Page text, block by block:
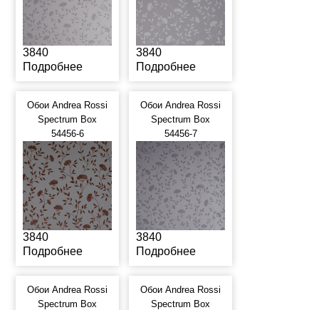
3840
Подробнее
3840
Подробнее
Обои Andrea Rossi
Spectrum Box
54456-6
3840
Подробнее
Обои Andrea Rossi
Spectrum Box
54456-7
3840
Подробнее
Обои Andrea Rossi
Spectrum Box
Обои Andrea Rossi
Spectrum Box